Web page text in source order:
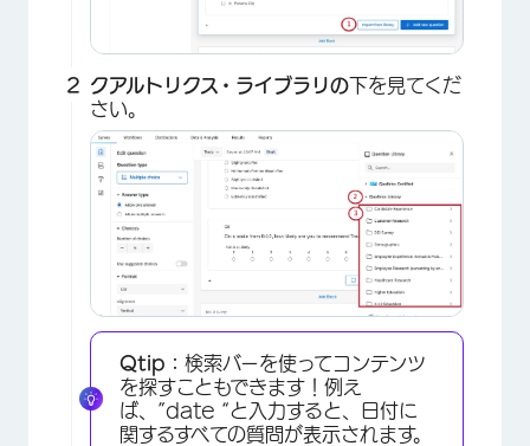
クアルトリクス・ライブラリの下を見てくだ
さい。
Qtip： 検索バーを使ってコンテンツ
を探すこともできます！例え
ば、”date “と入力すると、日付に
関するすべての質問が表示されます。